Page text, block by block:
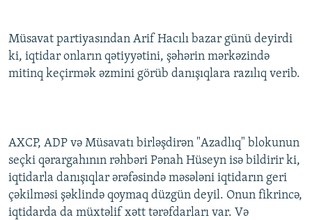
Müsavat partiyasından Arif Hacılı bazar günü deyirdi
ki, iqtidar onların qətiyyətini, şəhərin mərkəzində
mitinq keçirmək əzmini görüb danışıqlara razılıq verib.
AXCP, ADP və Müsavatı birləşdirən "Azadlıq" blokunun
seçki qərargahının rəhbəri Pənah Hüseyn isə bildirir ki,
iqtidarla danışıqlar ərəfəsində məsələni iqtidarın geri
çəkilməsi şəklində qoymaq düzgün deyil. Onun fikrincə,
iqtidarda da müxtəlif xətt tərəfdarları var. Və